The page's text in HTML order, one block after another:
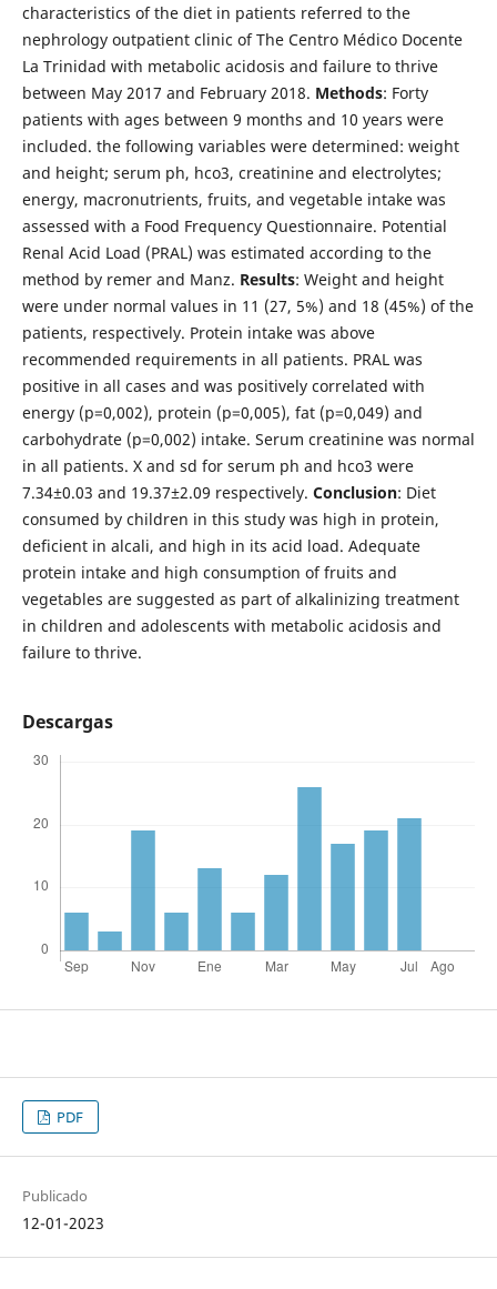
characteristics of the diet in patients referred to the
nephrology outpatient clinic of The Centro Médico Docente
La Trinidad with metabolic acidosis and failure to thrive
between May 2017 and February 2018. Methods: Forty
patients with ages between 9 months and 10 years were
included. the following variables were determined: weight
and height; serum ph, hco3, creatinine and electrolytes;
energy, macronutrients, fruits, and vegetable intake was
assessed with a Food Frequency Questionnaire. Potential
Renal Acid Load (PRAL) was estimated according to the
method by remer and Manz. Results: Weight and height
were under normal values in 11 (27, 5%) and 18 (45%) of the
patients, respectively. Protein intake was above
recommended requirements in all patients. PRAL was
positive in all cases and was positively correlated with
energy (p=0,002), protein (p=0,005), fat (p=0,049) and
carbohydrate (p=0,002) intake. Serum creatinine was normal
in all patients. X and sd for serum ph and hco3 were
7.34±0.03 and 19.37±2.09 respectively. Conclusion: Diet
consumed by children in this study was high in protein,
deficient in alcali, and high in its acid load. Adequate
protein intake and high consumption of fruits and
vegetables are suggested as part of alkalinizing treatment
in children and adolescents with metabolic acidosis and
failure to thrive.
Descargas
PDF
Publicado
12-01-2023